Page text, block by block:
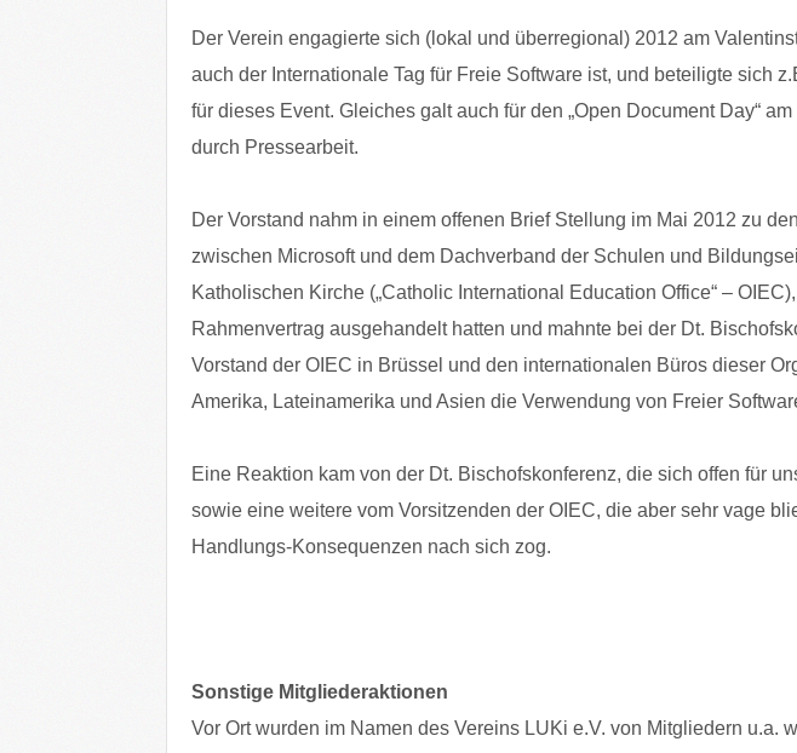
Der Verein engagierte sich (lokal und überregional) 2012 am
auch der Internationale Tag für Freie Software ist, und beteiligte sich
für dieses Event. Gleiches galt auch für den „Open Document Day“
durch Pressearbeit.
Der Vorstand nahm in einem offenen Brief Stellung im Mai 2012 zu
zwischen Microsoft und dem Dachverband der Schulen und
Katholischen Kirche („Catholic International Education Office“ –
Rahmenvertrag ausgehandelt hatten und mahnte bei der Dt.
Vorstand der OIEC in Brüssel und den internationalen Büros dieser
Amerika, Lateinamerika und Asien die Verwendung von Freier
Eine Reaktion kam von der Dt. Bischofskonferenz, die sich offen für
sowie eine weitere vom Vorsitzenden der OIEC, die aber sehr vage
Handlungs-Konsequenzen nach sich zog.
Sonstige Mitgliederaktionen
Vor Ort wurden im Namen des Vereins LUKi e.V. von Mitgliedern u.a.